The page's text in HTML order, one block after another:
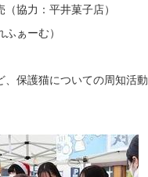
協力：平井菓子店）
ぁーむ）
保護猫についての周知活動